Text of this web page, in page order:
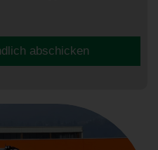
abschicken